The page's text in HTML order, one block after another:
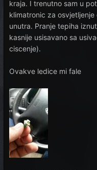
kraja. I trenutno sam u
klimatronic za
unutra. Pranje tepiha
kasnije usisavano sa
ciscenje).
Ovakve ledice mi fale